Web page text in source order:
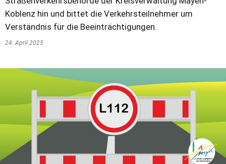
Koblenz hin und bittet die Verkehrsteilnehmer um
Verständnis für die Beeinträchtigungen.
24. April 2025